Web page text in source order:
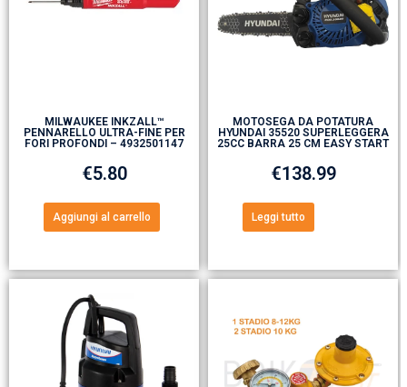
MILWAUKEE INKZALL™
PENNARELLO ULTRA-FINE PER
FORI PROFONDI – 4932501147
€5.80
Aggiungi al carrello
MOTOSEGA DA POTATURA
HYUNDAI 35520 SUPERLEGGERA
25CC BARRA 25 CM EASY START
€138.99
Leggi tutto